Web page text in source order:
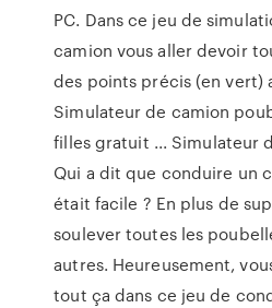
PC. Dans ce jeu de
camion vous aller devoir
des points précis (en vert)
Simulateur de camion
filles gratuit ... Simulateur
Qui a dit que conduire un
était facile ? En plus de
soulever toutes les
autres. Heureusement,
tout ça dans ce jeu de